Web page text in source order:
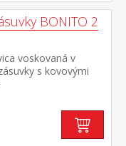
BONITO 2
voskovaná v
s kovovými